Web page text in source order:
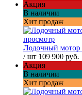
Акция
В наличии
Хит продаж
просмотр
Лодочный мотор
/ шт 109 900 руб.
Акция
В наличии
Хит продаж